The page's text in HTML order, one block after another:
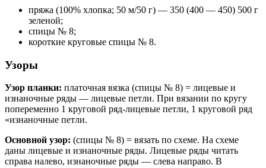
пряжа (100% хлопка; 50 м/50 г) — 350 (400 — 450) 500 г
зеленой;
спицы № 8;
короткие круговые спицы № 8.
Узоры
Узор планки: платочная вязка (спицы № 8) = лицевые и
изнаночные ряды — лицевые петли. При вязании по кругу
попеременно 1 круговой ряд-лицевые петли, 1 круговой ряд
«изнаночные петли.
Основной узор: (спицы № 8) = вязать по схеме. На схеме
даны лицевые и изнаночные ряды. Лицевые ряды читать
справа налево, изнаночные ряды — слева направо. В